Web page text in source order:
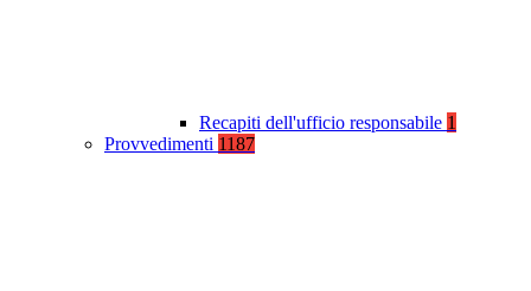
Recapiti dell'ufficio responsabile 1
Provvedimenti 1187